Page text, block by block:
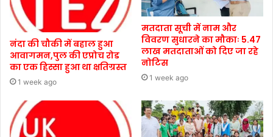
नंदा की चौकी में बहाल हुआ
आवागमन,पुल की एप्रोच रोड
का एक हिस्सा हुआ था क्षतिग्रस्त
1 week ago
मतदाता सूची में नाम और
विवरण सुधारने का मौकाः 5.47
लाख मतदाताओं को दिए जा रहे
नोटिस
1 week ago